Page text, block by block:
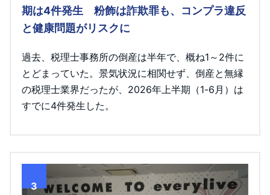
期は4件発生 粉飾は詐欺罪も、コンプラ違反
と健康問題がリスクに
過去、税理士事務所の倒産は半年で、概ね1～2件に
とどまっていた。景気状況に相関せず、倒産と無縁
の税理士業界だったが、2026年上半期（1-6月）は
すでに4件発生した。
3